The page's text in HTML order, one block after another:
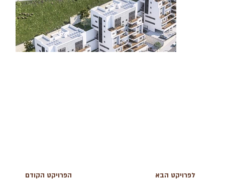
לפרויקט הבא הפרויקט הקודם